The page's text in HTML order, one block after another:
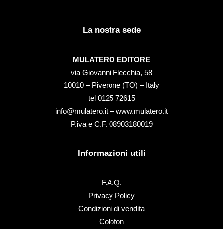
La nostra sede
MULATERO EDITORE
via Giovanni Flecchia, 58
10010 – Piverone (TO) – Italy
tel ‭0125 72615‬
info@mulatero.it –www.mulatero.it
P.iva e C.F. 08903180019
Informazioni utili
F.A.Q.
Privacy Policy
Condizioni di vendita
Colofon